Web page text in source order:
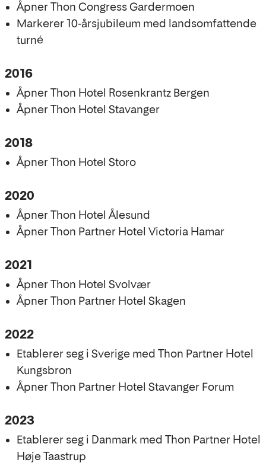
Åpner Thon Congress Gardermoen
Markerer 10-årsjubileum med landsomfattende
turné
2016
Åpner Thon Hotel Rosenkrantz Bergen
Åpner Thon Hotel Stavanger
2018
Åpner Thon Hotel Storo
2020
Åpner Thon Hotel Ålesund
Åpner Thon Partner Hotel Victoria Hamar
2021
Åpner Thon Hotel Svolvær
Åpner Thon Partner Hotel Skagen
2022
Etablerer seg i Sverige med Thon Partner Hotel
Kungsbron
Åpner Thon Partner Hotel Stavanger Forum
2023
Etablerer seg i Danmark med Thon Partner Hotel
Høje Taastrup